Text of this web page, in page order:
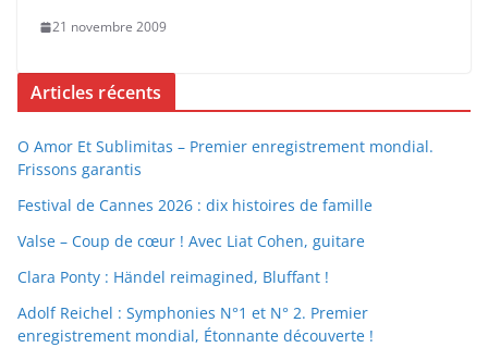
21 novembre 2009
Articles récents
O Amor Et Sublimitas – Premier enregistrement mondial.
Frissons garantis
Festival de Cannes 2026 : dix histoires de famille
Valse – Coup de cœur ! Avec Liat Cohen, guitare
Clara Ponty : Händel reimagined, Bluffant !
Adolf Reichel : Symphonies N°1 et N° 2. Premier
enregistrement mondial, Étonnante découverte !